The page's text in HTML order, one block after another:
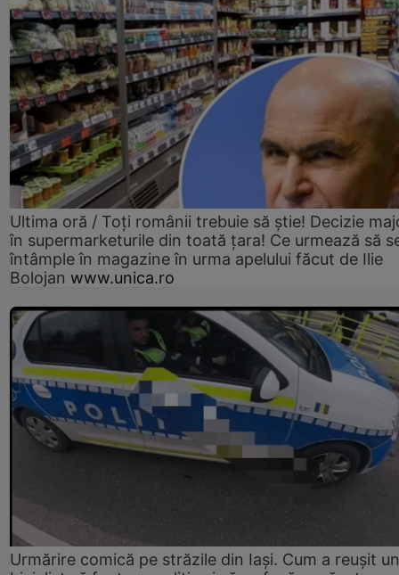
Ultima oră / Toți românii trebuie să știe! Decizie
în supermarketurile din toată țara! Ce urmează să
întâmple în magazine în urma apelului făcut de Ilie
Bolojan www.unica.ro
Urmărire comică pe străzile din Iași. Cum a reușit un